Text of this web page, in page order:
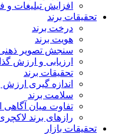
افزایش تبلیغات
تحقیقات برند
درخت برند
هویت برند
سنجش تصویر ذهنی
ارزیابی و ارزش
تحقیقات برند
اندازه گیری ارزش
سلامت برند
تفاوت میان آگاهی
رازهای برند
تحقیقات بازار